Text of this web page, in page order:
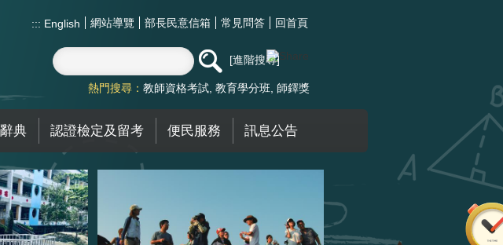
::: English 網站導覽 部長民意信箱 常見問答 回首頁
進階搜尋
熱門搜尋： 教師資格考試 教育學分班 師鐸獎
典 認證檢定及留考 便民服務 訊息公告